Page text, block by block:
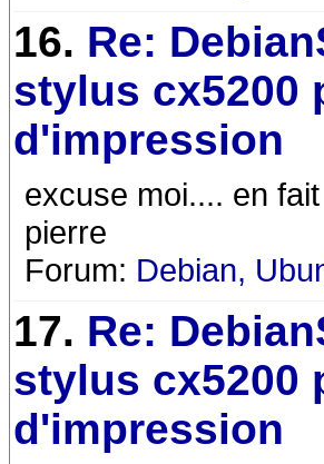
16. Re:
stylus cx5200
d'impression
excuse moi.... en
pierre
Forum: Debian,
17. Re:
stylus cx5200
d'impression